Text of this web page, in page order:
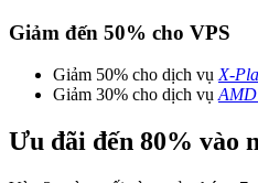
Giảm đến 50% cho VPS
Giảm 50% cho dịch vụ X-
Giảm 30% cho dịch vụ AMD
Ưu đãi đến 80% vào